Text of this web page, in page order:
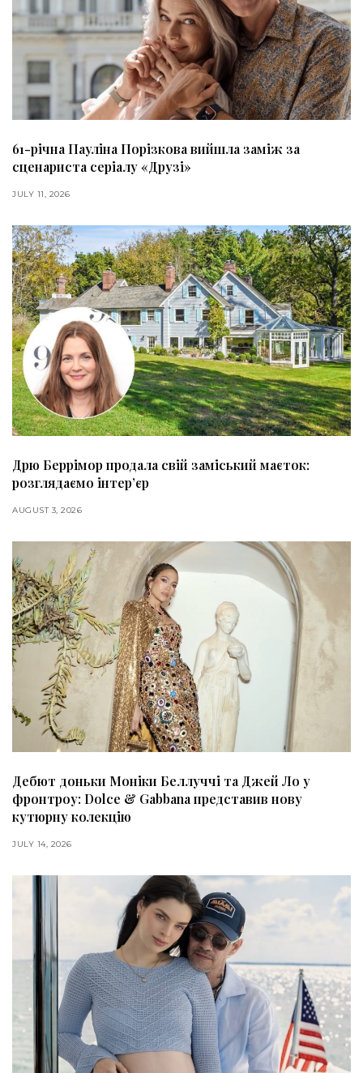
61-річна Пауліна Порізкова вийшла заміж за
сценариста серіалу «Друзі»
JULY 11, 2026
Дрю Беррімор продала свій заміський маєток:
розглядаємо інтер’єр
AUGUST 3, 2026
Дебют доньки Моніки Беллуччі та Джей Ло у
фронтроу: Dolce & Gabbana представив нову
кутюрну колекцію
JULY 14, 2026